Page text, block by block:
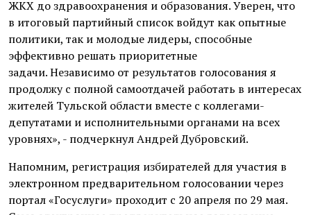
ЖКХ до здравоохранения и образования. Уверен, что
в итоговый партийный список войдут как опытные
политики, так и молодые лидеры, способные
эффективно решать приоритетные
задачи. Независимо от результатов голосования я
продолжу с полной самоотдачей работать в интересах
жителей Тульской области вместе с коллегами-
депутатами и исполнительными органами на всех
уровнях», - подчеркнул Андрей Дубровский.
Напомним, регистрация избирателей для участия в
электронном предварительном голосовании через
портал «Госуслуги» проходит с 20 апреля по 29 мая.